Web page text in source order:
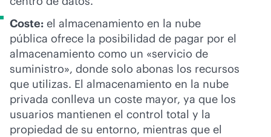
Coste: el almacenamiento en la nube
pública ofrece la posibilidad de pagar por el
almacenamiento como un «servicio de
suministro», donde solo abonas los recursos
que utilizas. El almacenamiento en la nube
privada conlleva un coste mayor, ya que los
usuarios mantienen el control total y la
propiedad de su entorno, mientras que el